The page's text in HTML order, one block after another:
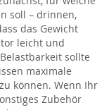
soll – drinnen,
das Gewicht
leicht und
sollte
maximale
können. Wenn Ihr
Zubehör